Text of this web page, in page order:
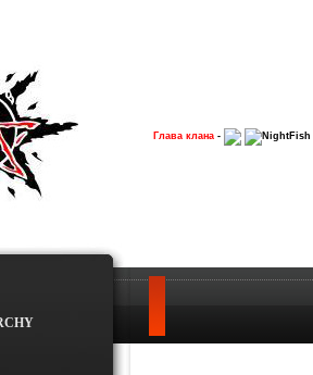
Глава клана - NightFish